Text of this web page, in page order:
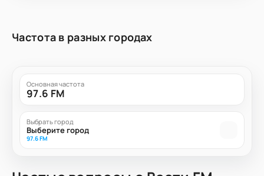
Частота в разных городах
Основная частота
97.6 FM
Выбрать город
Выберите город
97.6 FM